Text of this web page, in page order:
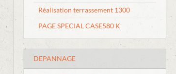
Réalisation terrassement 1300
PAGE SPECIAL CASE580 K
DEPANNAGE